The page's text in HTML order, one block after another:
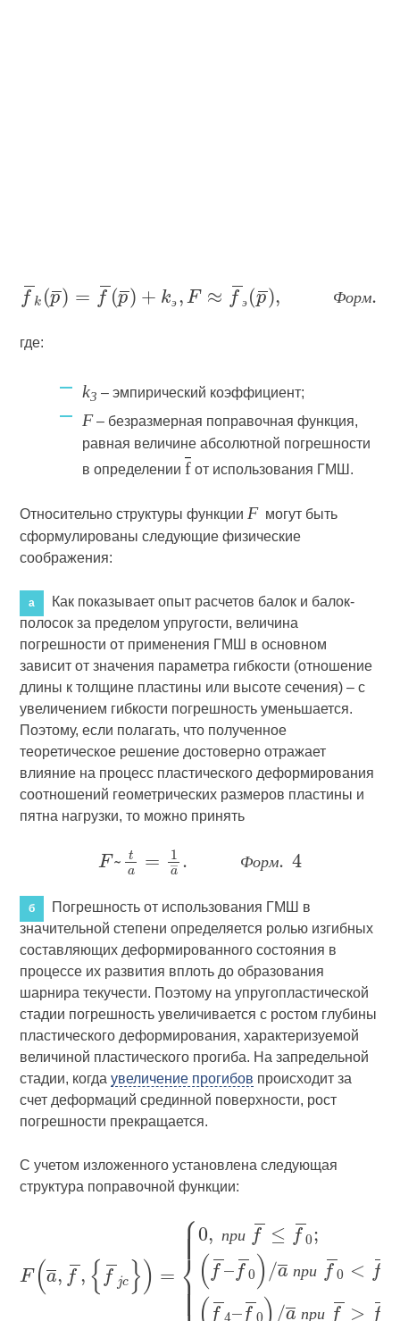
Ф о рм
где:
k3 – эмпирический коэффициент;
F – безразмерная поправочная функция,
равная величине абсолютной погрешности
в определенииf от использования ГМШ.
Относительно структуры функции F могут быть
сформулированы следующие физические
соображения:
а
Как показывает опыт расчетов балок и балок-
полосок за пределом упругости, величина
погрешности от применения ГМШ в основном
зависит от значения параметра гибкости (отношение
длины к толщине пластины или высоте сечения) – с
увеличением гибкости погрешность уменьшается.
Поэтому, если полагать, что полученное
теоретическое решение достоверно отражает
влияние на процесс пластического деформирования
соотношений геометрических размеров пластины и
пятна нагрузки, то можно принять
Ф о рм
б
Погрешность от использования ГМШ в
значительной степени определяется ролью изгибных
составляющих деформированного состояния в
процессе их развития вплоть до образования
шарнира текучести. Поэтому на упругопластической
стадии погрешность увеличивается с ростом глубины
пластического деформирования, характеризуемой
величиной пластического прогиба. На запредельной
стадии, когдаувеличение прогибов происходит за
счет деформаций срединной поверхности, рост
погрешности прекращается.
С учетом изложенного установлена следующая
структура поправочной функции:
п р и
пр и
п р и